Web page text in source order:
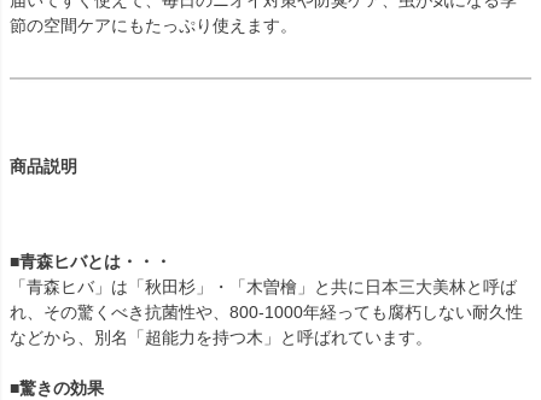
節の空間ケアにもたっぷり使えます。
商品説明
■青森ヒバとは・・・
「青森ヒバ」は「秋田杉」・「木曽檜」と共に日本三大美林と呼ば
れ、その驚くべき抗菌性や、800-1000年経っても腐朽しない耐久性
などから、別名「超能力を持つ木」と呼ばれています。
■驚きの効果